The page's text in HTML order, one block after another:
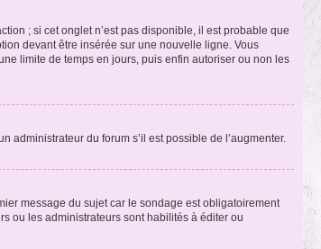
; si cet onglet n’est pas disponible, il est probable que
devant être insérée sur une nouvelle ligne. Vous
limite de temps en jours, puis enfin autoriser ou non les
administrateur du forum s’il est possible de l’augmenter.
message du sujet car le sondage est obligatoirement
ou les administrateurs sont habilités à éditer ou